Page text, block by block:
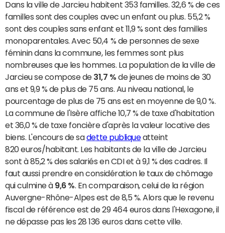
Dans la ville de Jarcieu habitent 353 familles. 32,6 % de ces
familles sont des couples avec un enfant ou plus. 55,2 %
sont des couples sans enfant et 11,9 % sont des familles
monoparentales. Avec 50,4 % de personnes de sexe
féminin dans la commune, les femmes sont plus
nombreuses que les hommes. La population de la ville de
Jarcieu se compose de 31,7 % de jeunes de moins de 30
ans et 9,9 % de plus de 75 ans. Au niveau national, le
pourcentage de plus de 75 ans est en moyenne de 9,0 %.
La commune de l'Isère affiche 10,7 % de taxe d'habitation
et 36,0 % de taxe foncière d'après la valeur locative des
biens. L'encours de sadette publiqueatteint
820 euros/habitant. Les habitants de la ville de Jarcieu
sont à 85,2 % des salariés en CDI et à 9,1 % des cadres. Il
faut aussi prendre en considération le taux de chômage
qui culmine à 9,6 %. En comparaison, celui de la région
Auvergne-Rhône-Alpes est de 8,5 %. Alors que le revenu
fiscal de référence est de 29 464 euros dans l'Hexagone, il
ne dépasse pas les 28 136 euros dans cette ville.